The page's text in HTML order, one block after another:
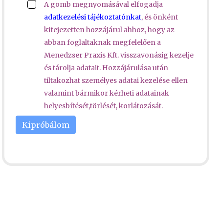
A gomb megnyomásával elfogadja
adatkezelési tájékoztatónkat, és önként
kifejezetten hozzájárul ahhoz, hogy az
abban foglaltaknak megfelelően a
Menedzser Praxis Kft. visszavonásig kezelje
és tárolja adatait. Hozzájárulása után
tiltakozhat személyes adatai kezelése ellen
valamint bármikor kérheti adatainak
helyesbítését,törlését, korlátozását.
Kipróbálom